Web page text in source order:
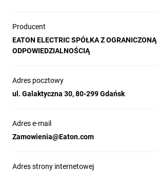
Producent
EATON ELECTRIC SPÓŁKA Z OGRANICZONĄ
ODPOWIEDZIALNOŚCIĄ
Adres pocztowy
ul. Galaktyczna 30, 80-299 Gdańsk
Adres e-mail
Zamowienia@Eaton.com
Adres strony internetowej